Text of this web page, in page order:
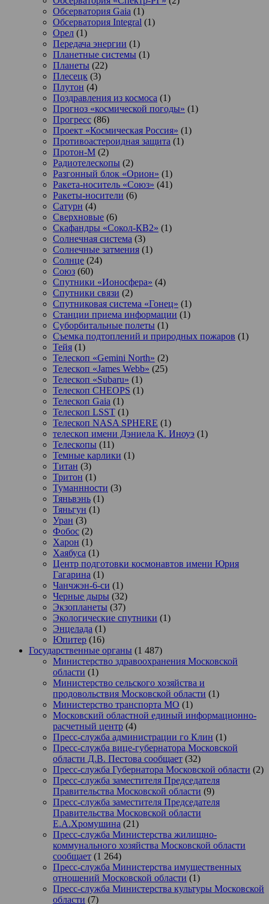
Обсерватория Gaia (1)
Обсерватория Integral (1)
Орел (1)
Передача энергии (1)
Планетные системы (1)
Планеты (22)
Плесецк (3)
Плутон (4)
Поздравления из космоса (1)
Прогноз «космической погоды» (1)
Прогресс (86)
Проект «Космическая Россия» (1)
Противоастероидная защита (1)
Протон-М (2)
Радиотелескопы (2)
Разгонный блок «Орион» (1)
Ракета-носитель «Союз» (41)
Ракеты-носители (6)
Сатурн (4)
Сверхновые (6)
Скафандры «Сокол-КВ2» (1)
Солнечная система (3)
Солнечные затмения (1)
Солнце (24)
Союз (60)
Спутники «Ионосфера» (4)
Спутники связи (2)
Спутниковая система «Гонец» (1)
Станции приема информации (1)
Суборбитальные полеты (1)
Съемка подтоплений и природных пожаров (1)
Тейя (1)
Телескоп «Gemini North» (2)
Телескоп «James Webb» (25)
Телескоп «Subaru» (1)
Телескоп CHEOPS (1)
Телескоп Gaia (1)
Телескоп LSST (1)
Телескоп NASA SPHERE (1)
телескоп имени Дэниела К. Иноуэ (1)
Телескопы (11)
Темные карлики (1)
Титан (3)
Тритон (1)
Туманнности (3)
Тяньвэнь (1)
Тяньгун (1)
Уран (3)
Фобос (2)
Харон (1)
Хаябуса (1)
Центр подготовки космонавтов имени Юрия
Гагарина (1)
Чанчжэн-6-си (1)
Черные дыры (32)
Экзопланеты (37)
Экологические спутники (1)
Энцелада (1)
Юпитер (16)
Государственные органы (1 487)
Министерство здравоохранения Московской
области (1)
Министерство сельского хозяйства и
продовольствия Московской области (1)
Министерство транспорта МО (1)
Московский областной единый информационно-
расчетный центр (4)
Пресс-служба администрации го Клин (1)
Пресс-служба вице-губернатора Московской
области Д.В. Пестова сообщает (32)
Пресс-служба Губернатора Московской области (2)
Пресс-служба заместителя Председателя
Правительства Московской области (9)
Пресс-служба заместителя Председателя
Правительства Московской области
Е.А.Хромушина (21)
Пресс-служба Министерства жилищно-
коммунального хозяйства Московской области
сообщает (1 264)
Пресс-служба Министерства имущественных
отношений Московской области (1)
Пресс-служба Министерства культуры Московской
области (7)